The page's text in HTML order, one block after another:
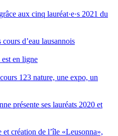
aux cinq lauréat·e·s 2021 du
d’eau lausannois
en ligne
123 nature, une expo, un
présente ses lauréats 2020 et
création de l’île «Leusonna»,